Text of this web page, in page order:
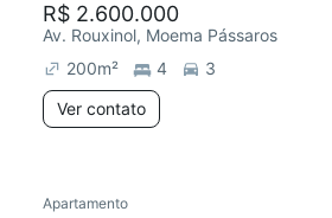
R$ 2.600.000
Av. Rouxinol, Moema Pássaros
200m² 4
3
Ver contato
Redecorar
Apartamento